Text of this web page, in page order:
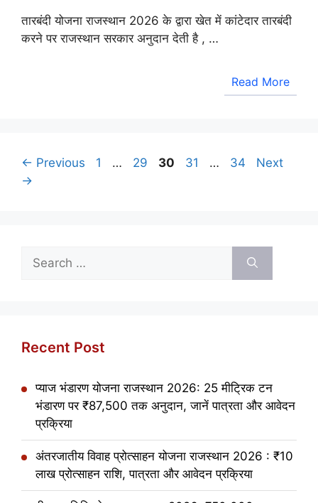
तारबंदी योजना राजस्थान 2026 के द्वारा खेत में कांटेदार तारबंदी
करने पर राजस्थान सरकार अनुदान देती है , …
Read More
← Previous Page
1 … Page
29 Page
30 Page
31 … Page
34
Next
→
for:
Recent Post
प्याज भंडारण योजना राजस्थान 2026: 25 मीट्रिक टन
भंडारण पर ₹87,500 तक अनुदान, जानें पात्रता और आवेदन
प्रक्रिया
अंतरजातीय विवाह प्रोत्साहन योजना राजस्थान 2026 : ₹10
लाख प्रोत्साहन राशि, पात्रता और आवेदन प्रक्रिया